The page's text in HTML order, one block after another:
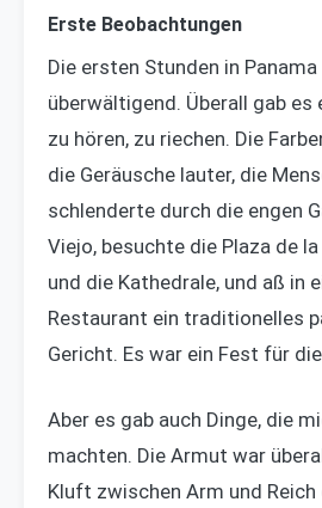
Erste Beobachtungen
Die ersten Stunden in
überwältigend. Überall gab es
zu hören, zu riechen. Die
die Geräusche lauter, die
schlenderte durch die engen
Viejo, besuchte die Plaza de
und die Kathedrale, und aß in
Restaurant ein traditionelles
Gericht. Es war ein Fest für
Aber es gab auch Dinge, die
machten. Die Armut war
Kluft zwischen Arm und